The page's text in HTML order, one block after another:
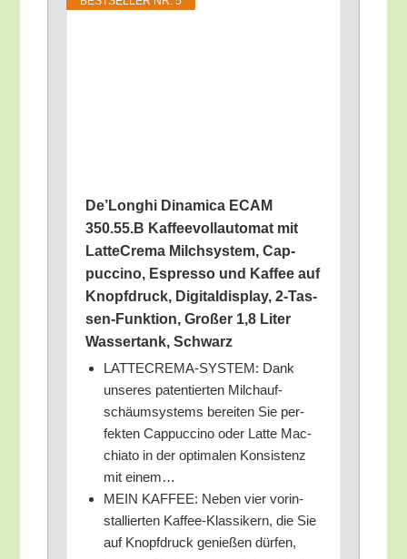
De’­Longhi Dina­mi­ca ECAM
350.55.B Kaf­fee­voll­au­to­mat mit
Latt­e­Cre­ma Milch­sys­tem, Cap­
puc­ci­no, Espres­so und Kaf­fee auf
Knopf­druck, Digi­tal­dis­play, 2‑Tas­
sen-Funk­ti­on, Gro­ßer 1,8 Liter
Was­ser­tank, Schwarz
LATTECREMA-SYSTEM: Dank
unse­res paten­tier­ten Milch­auf­
schäum­s­ys­tems berei­ten Sie per­
fek­ten Cap­puc­ci­no oder Lat­te Mac­
chia­to in der opti­ma­len Kon­sis­tenz
mit einem…
MEIN KAFFEE: Neben vier vor­in­
stal­lier­ten Kaf­fee-Klas­si­kern, die Sie
auf Knopf­druck genie­ßen dür­fen,